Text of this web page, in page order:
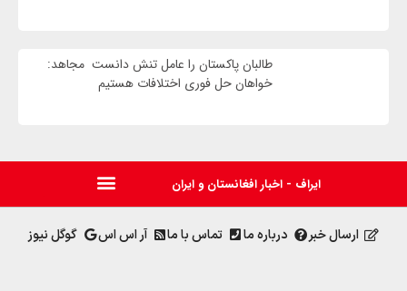
طالبان پاکستان را عامل تنش دانست مجاهد:
خواهان حل فوری اختلافات هستیم
ایراف - اخبار افغانستان و ایران
ارسال خبر درباره ما تماس با ما آر اس اس گوگل نیوز